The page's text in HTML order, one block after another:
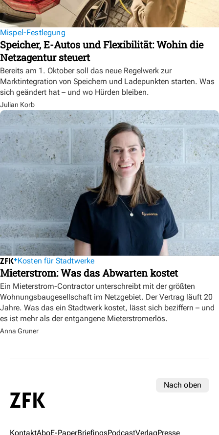
Mispel-Festlegung
Speicher, E-Autos und Flexibilität: Wohin die
Netzagentur steuert
Bereits am 1. Oktober soll das neue Regelwerk zur
Marktintegration von Speichern und Ladepunkten starten. Was
sich geändert hat – und wo Hürden bleiben.
Julian Korb
Kosten für Stadtwerke
Mieterstrom: Was das Abwarten kostet
Ein Mieterstrom-Contractor unterschreibt mit der größten
Wohnungsbaugesellschaft im Netzgebiet. Der Vertrag läuft 20
Jahre. Was das ein Stadtwerk kostet, lässt sich beziffern – und
es ist mehr als der entgangene Mieterstromerlös.
Anna Gruner
Nach oben
KontaktAboE-PaperBriefingsPodcastVerlagPresse